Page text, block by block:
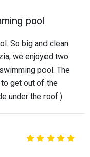
pool
So big and clean.
we enjoyed two
pool. The
get out of the
under the roof.)